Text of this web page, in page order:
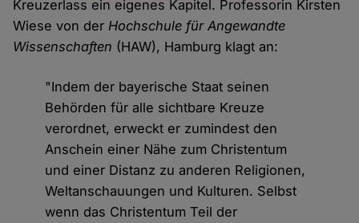
Kreuzerlass ein eigenes Kapitel. Professorin Kirsten
Wiese von der Hochschule für Angewandte
Wissenschaften (HAW), Hamburg klagt an:
"Indem der bayerische Staat seinen
Behörden für alle sichtbare Kreuze
verordnet, erweckt er zumindest den
Anschein einer Nähe zum Christentum
und einer Distanz zu anderen Religionen,
Weltanschauungen und Kulturen. Selbst
wenn das Christentum Teil der